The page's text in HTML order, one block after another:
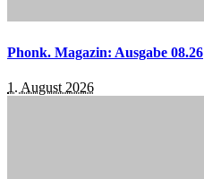
Phonk. Magazin: Ausgabe 08.26
1. August 2026